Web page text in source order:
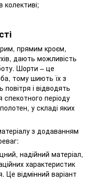
прямим кроєм,
дають можливість
Шорти – це
тому шиють їх з
повітря і відводять
спекотного періоду
у складі яких
з додаванням
надійний матеріал,
характеристик
Це відмінний варіант